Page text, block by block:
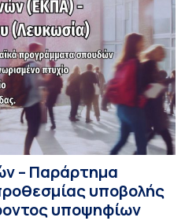
– Παράρτημα
υποβολής
υποψηφίων